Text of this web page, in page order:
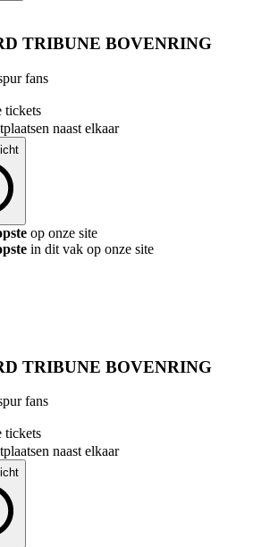
TRIBUNE BOVENRING
fans
tickets
naast elkaar
op onze site
in dit vak op onze site
TRIBUNE BOVENRING
fans
tickets
naast elkaar